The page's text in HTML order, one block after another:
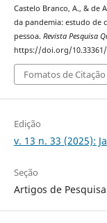
Castelo Branco, A., & de
da pandemia: estudo de
pessoa. Revista Pesquisa
https://doi.org/10.33361/
Fomatos de Citação
Edição
v. 13 n. 33 (2025):
Seção
Artigos de Pesquisa